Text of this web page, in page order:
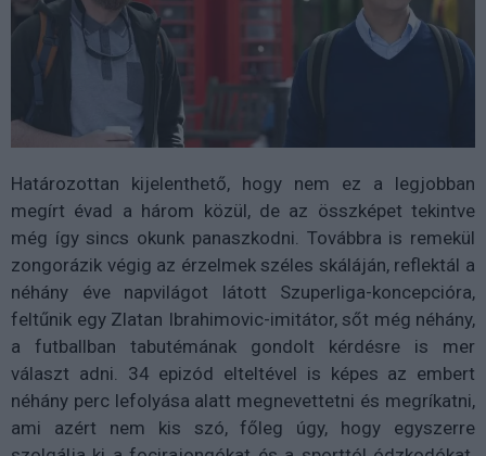
Határozottan kijelenthető, hogy nem ez a legjobban
megírt évad a három közül, de az összképet tekintve
még így sincs okunk panaszkodni. Továbbra is remekül
zongorázik végig az érzelmek széles skáláján, reflektál a
néhány éve napvilágot látott Szuperliga-koncepcióra,
feltűnik egy Zlatan Ibrahimovic-imitátor, sőt még néhány,
a futballban tabutémának gondolt kérdésre is mer
választ adni. 34 epizód elteltével is képes az embert
néhány perc lefolyása alatt megnevettetni és megríkatni,
ami azért nem kis szó, főleg úgy, hogy egyszerre